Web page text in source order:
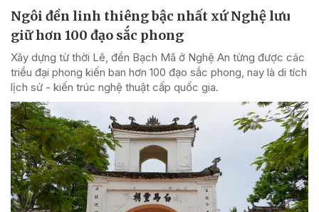
Ngôi đền linh thiêng bậc nhất xứ Nghệ lưu
giữ hơn 100 đạo sắc phong
Xây dựng từ thời Lê, đền Bạch Mã ở Nghệ An từng được các
triều đại phong kiến ban hơn 100 đạo sắc phong, nay là di tích
lịch sử - kiến trúc nghệ thuật cấp quốc gia.